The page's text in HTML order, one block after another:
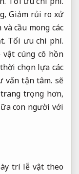
Giảm rủi ro xử
cầu mong các
Tối ưu chi phí.
cúng cô hồn
chọn lựa các
vấn tận tâm. sẽ
trọng hơn,
con người với
trí lễ vật theo